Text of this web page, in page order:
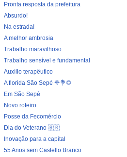
Pronta resposta da prefeitura
Absurdo!
Na estrada!
A melhor ambrosia
Trabalho maravilhoso
Trabalho sensível e fundamental
Auxílio terapêutico
A florida São Sepé 🌹💐🌻
Em São Sepé
Novo roteiro
Posse da Fecomércio
Dia do Veterano 🇧🇷
Inovação para a capital
55 Anos sem Castello Branco